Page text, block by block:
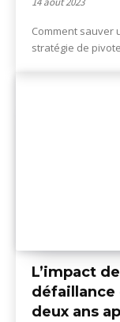
Comment sauver
stratégie de
L’impact
défaillance
deux ans